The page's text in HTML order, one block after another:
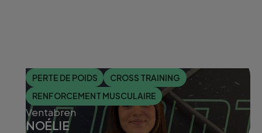
PERTE DE POIDS
CROSS TRAINING
RENFORCEMENT MUSCULAIRE
Ventabren
NOÉLIE